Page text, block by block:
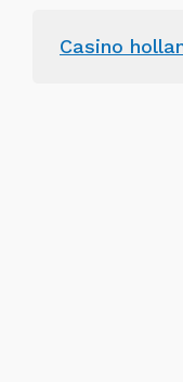
Casino